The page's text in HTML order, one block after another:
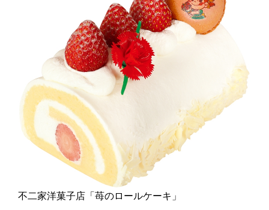
不二家洋菓子店「苺のロールケーキ」